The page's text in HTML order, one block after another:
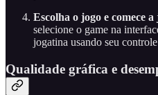
Escolha o jogo e comece
selecione o game na
jogatina usando seu
Qualidade gráfica e